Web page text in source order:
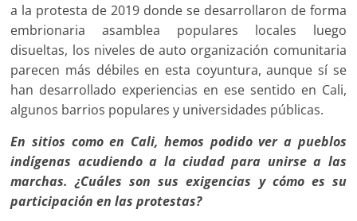
a la protesta de 2019 donde se desarrollaron de forma
embrionaria asamblea populares locales luego
disueltas, los niveles de auto organización comunitaria
parecen más débiles en esta coyuntura, aunque sí se
han desarrollado experiencias en ese sentido en Cali,
algunos barrios populares y universidades públicas.
En sitios como en Cali, hemos podido ver a pueblos
indígenas acudiendo a la ciudad para unirse a las
marchas. ¿Cuáles son sus exigencias y cómo es su
participación en las protestas?